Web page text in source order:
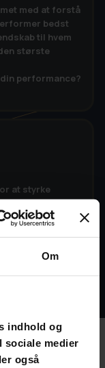
Om
indhold og
medier
også
med at forstå
bedst
til hvem
største
performance?
at styrke
Hvis
kunne
helhed.